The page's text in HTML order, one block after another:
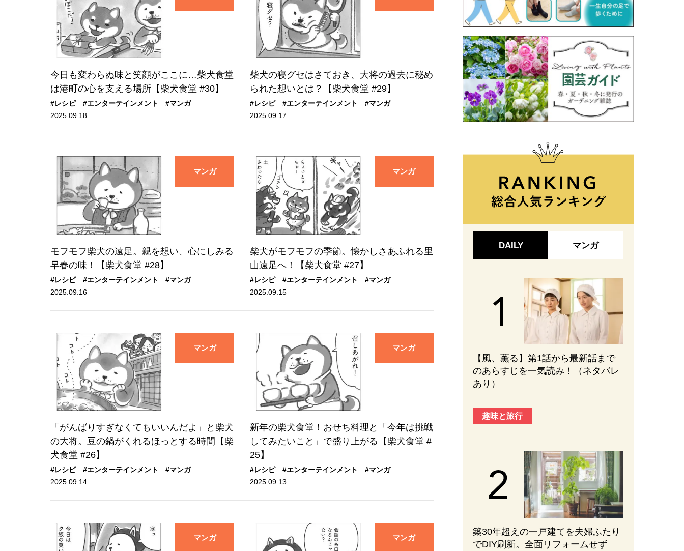
今日も変わらぬ味と笑顔がここに…柴犬食堂
は港町の心を支える場所【柴犬食堂 #30】
#レシピ #エンターテインメント
#マンガ
2025.09.18
柴犬の寝グセはさておき、大将の過去に秘め
られた想いとは？【柴犬食堂 #29】
#レシピ #エンターテインメント
#マンガ
2025.09.17
マンガ
モフモフ柴犬の遠足。親を想い、心にしみる
早春の味！【柴犬食堂 #28】
#レシピ #エンターテインメント
#マンガ
2025.09.16
マンガ
柴犬がモフモフの季節。懐かしさあふれる里
山遠足へ！【柴犬食堂 #27】
#レシピ #エンターテインメント
#マンガ
2025.09.15
マンガ
「がんばりすぎなくてもいいんだよ」と柴犬
の大将。豆の鍋がくれるほっとする時間【柴
犬食堂 #26】
#レシピ #エンターテインメント
#マンガ
2025.09.14
マンガ
新年の柴犬食堂！おせち料理と「今年は挑戦
してみたいこと」で盛り上がる【柴犬食堂 #
25】
#レシピ #エンターテインメント
#マンガ
2025.09.13
マンガ マンガ
DAILY マンガ
【風、薫る】第1話から最新話まで
のあらすじを一気読み！（ネタバレ
あり）
趣味と旅行
築30年超えの一戸建てを夫婦ふたり
でDIY刷新。全面リフォームせず